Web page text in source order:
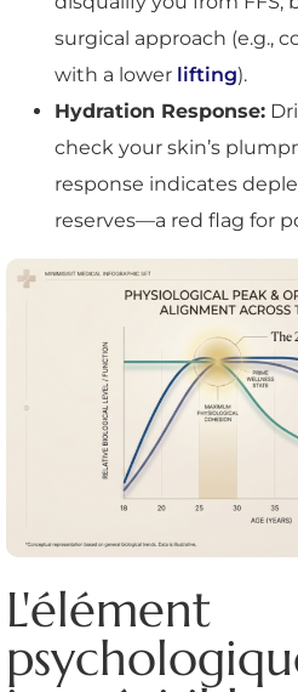
surgical approach (e.g.,
with a lower lifting).
Hydration Response:
check your skin’s
response indicates
reserves—a red flag for
L'élément